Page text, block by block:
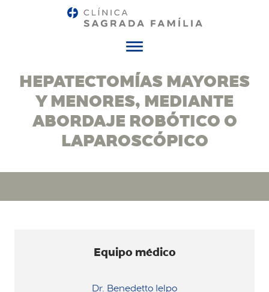
HEPATECTOMÍAS MAYORES
Y MENORES, MEDIANTE
ABORDAJE ROBÓTICO O
LAPAROSCÓPICO
Equipo médico
Dr. Benedetto Ielpo